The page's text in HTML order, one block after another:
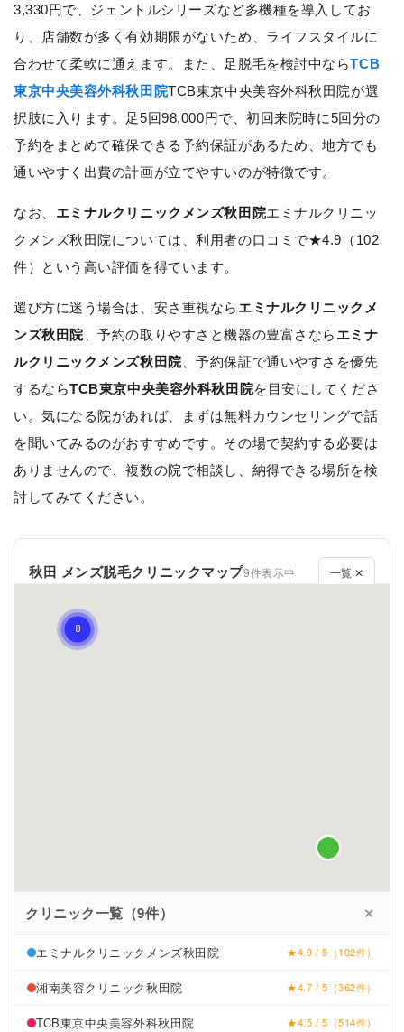
3,330円で、ジェントルシリーズなど多機種を導入してお
り、店舗数が多く有効期限がないため、ライフスタイルに
合わせて柔軟に通えます。また、足脱毛を検討中ならTCB
東京中央美容外科秋田院TCB東京中央美容外科秋田院が選
択肢に入ります。足5回98,000円で、初回来院時に5回分の
予約をまとめて確保できる予約保証があるため、地方でも
通いやすく出費の計画が立てやすいのが特徴です。
なお、 エミナルクリニックメンズ秋田院エミナルクリニッ
クメンズ秋田院については、利用者の口コミで★4.9（102
件）という高い評価を得ています。
選び方に迷う場合は、安さ重視なら エミナルクリニックメ
ンズ秋田院、予約の取りやすさと機器の豊富さなら エミナ
ルクリニックメンズ秋田院、予約保証で通いやすさを優先
するならTCB東京中央美容外科秋田院を目安にしてくださ
い。気になる院があれば、まずは無料カウンセリングで話
を聞いてみるのがおすすめです。その場で契約する必要は
ありませんので、複数の院で相談し、納得できる場所を検
討してみてください。
秋田 メンズ脱毛クリニックマップ9件表示中 一覧 ✕
クリニック一覧（9件） ✕
エミナルクリニックメンズ秋田院 ★4.9 / 5（102件）
湘南美容クリニック秋田院 ★4.7 / 5（362件）
TCB東京中央美容外科秋田院 ★4.5 / 5（514件）